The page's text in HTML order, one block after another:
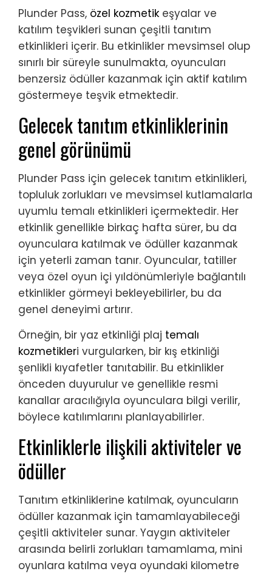
Plunder Pass, özel kozmetik eşyalar ve
katılım teşvikleri sunan çeşitli tanıtım
etkinlikleri içerir. Bu etkinlikler mevsimsel olup
sınırlı bir süreyle sunulmakta, oyuncuları
benzersiz ödüller kazanmak için aktif katılım
göstermeye teşvik etmektedir.
Gelecek tanıtım etkinliklerinin
genel görünümü
Plunder Pass için gelecek tanıtım etkinlikleri,
topluluk zorlukları ve mevsimsel kutlamalarla
uyumlu temalı etkinlikleri içermektedir. Her
etkinlik genellikle birkaç hafta sürer, bu da
oyunculara katılmak ve ödüller kazanmak
için yeterli zaman tanır. Oyuncular, tatiller
veya özel oyun içi yıldönümleriyle bağlantılı
etkinlikler görmeyi bekleyebilirler, bu da
genel deneyimi artırır.
Örneğin, bir yaz etkinliği plaj temalı
kozmetikleri vurgularken, bir kış etkinliği
şenlikli kıyafetler tanıtabilir. Bu etkinlikler
önceden duyurulur ve genellikle resmi
kanallar aracılığıyla oyunculara bilgi verilir,
böylece katılımlarını planlayabilirler.
Etkinliklerle ilişkili aktiviteler ve
ödüller
Tanıtım etkinliklerine katılmak, oyuncuların
ödüller kazanmak için tamamlayabileceği
çeşitli aktiviteler sunar. Yaygın aktiviteler
arasında belirli zorlukları tamamlama, mini
oyunlara katılma veya oyundaki kilometre